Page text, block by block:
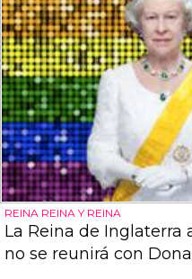
REINA REINA Y REINA
La Reina de Inglaterra
no se reunirá con